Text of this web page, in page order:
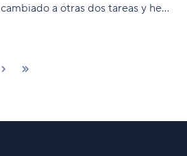
cambiado a otras dos tareas y he
partes y bloquearlas puede parecer